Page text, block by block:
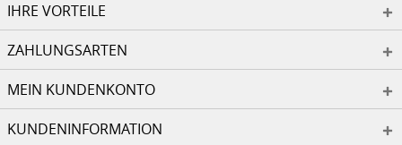
IHRE VORTEILE
ZAHLUNGSARTEN
MEIN KUNDENKONTO
KUNDENINFORMATION